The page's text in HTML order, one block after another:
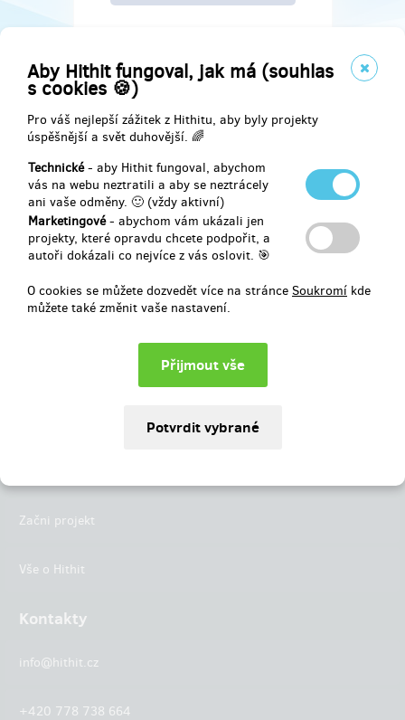
Aby Hithit fungoval, jak má (souhlas
s cookies 🍪)
Pro váš nejlepší zážitek z Hithitu, aby byly projekty
úspěšnější a svět duhovější. 🌈
Technické- aby Hithit fungoval, abychom
vás na webu neztratili a aby se neztrácely
ani vaše odměny. 🙂 (vždy aktivní)
Marketingové- abychom vám ukázali jen
projekty, které opravdu chcete podpořit, a
autoři dokázali co nejvíce z vás oslovit. 🎯
O cookies se můžete dozvedět více na stránce Soukromí kde
můžete také změnit vaše nastavení.
Najdete nás na
Začni projekt
Vše o Hithit
Kontakty
info@hithit.cz
+420 778 738 664